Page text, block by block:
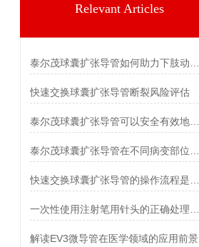
Relevant Articles
快速交换球囊扩张导管断裂风险评估
解读EV3微导管在医学领域的应用前景